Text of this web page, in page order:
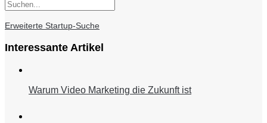
Erweiterte Startup-Suche
Interessante Artikel
Warum Video Marketing die Zukunft ist